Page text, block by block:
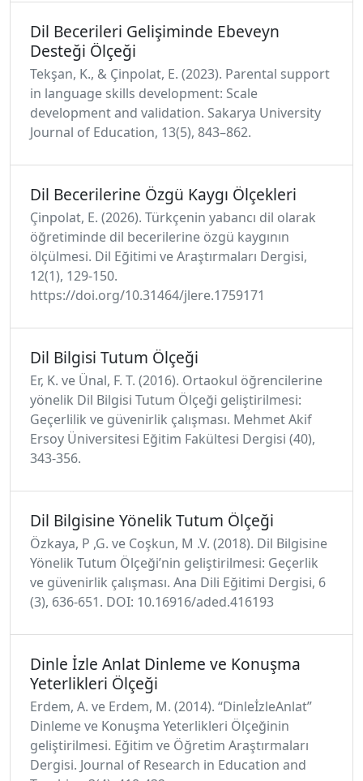
Dil Becerileri Gelişiminde Ebeveyn
Desteği Ölçeği
Tekşan, K., & Çinpolat, E. (2023). Parental support
in language skills development: Scale
development and validation. Sakarya University
Journal of Education, 13(5), 843–862.
Dil Becerilerine Özgü Kaygı Ölçekleri
Çinpolat, E. (2026). Türkçenin yabancı dil olarak
öğretiminde dil becerilerine özgü kaygının
ölçülmesi. Dil Eğitimi ve Araştırmaları Dergisi,
12(1), 129-150.
https://doi.org/10.31464/jlere.1759171
Dil Bilgisi Tutum Ölçeği
Er, K. ve Ünal, F. T. (2016). Ortaokul öğrencilerine
yönelik Dil Bilgisi Tutum Ölçeği geliştirilmesi:
Geçerlilik ve güvenirlik çalışması. Mehmet Akif
Ersoy Üniversitesi Eğitim Fakültesi Dergisi (40),
343-356.
Dil Bilgisine Yönelik Tutum Ölçeği
Özkaya, P ,G. ve Coşkun, M .V. (2018). Dil Bilgisine
Yönelik Tutum Ölçeği’nin geliştirilmesi: Geçerlik
ve güvenirlik çalışması. Ana Dili Eğitimi Dergisi, 6
(3), 636-651. DOI: 10.16916/aded.416193
Dinle İzle Anlat Dinleme ve Konuşma
Yeterlikleri Ölçeği
Erdem, A. ve Erdem, M. (2014). “DinleİzleAnlat”
Dinleme ve Konuşma Yeterlikleri Ölçeğinin
geliştirilmesi. Eğitim ve Öğretim Araştırmaları
Dergisi. Journal of Research in Education and